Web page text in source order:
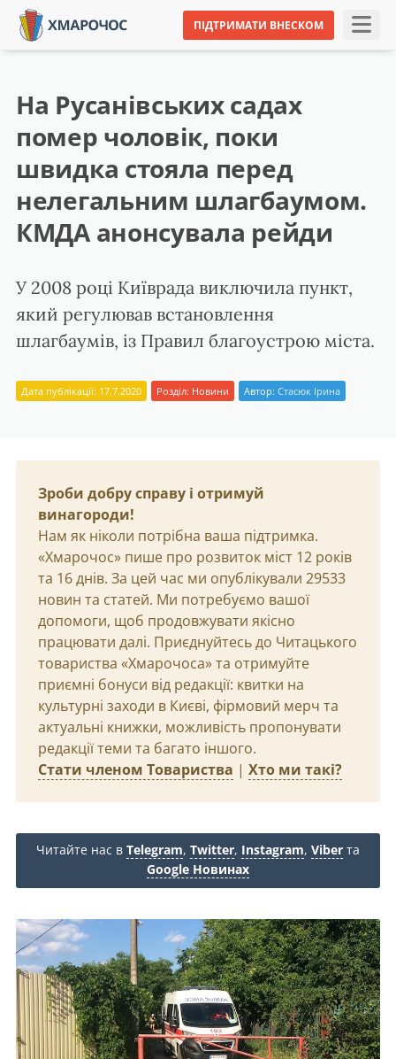
ПІДТРИМАТИ ВНЕСКОМ
На Русанівських садах
помер чоловік, поки
швидка стояла перед
нелегальним шлагбаумом.
КМДА анонсувала рейди
У 2008 році Київрада виключила пункт,
який регулював встановлення
шлагбаумів, із Правил благоустрою міста.
Дата публікації: 17.7.2020 Розділ: Новини Автор: Стасюк Ірина
Зроби добру справу і отримуй
винагороди!
Нам як ніколи потрібна ваша підтримка.
«Хмарочос» пише про розвиток міст 12 років
та 16 днів. За цей час ми опублікували 29533
новин та статей. Ми потребуємо вашої
допомоги, щоб продовжувати якісно
працювати далі. Приєднуйтесь до Читацького
товариства «Хмарочоса» та отримуйте
приємні бонуси від редакції: квитки на
культурні заходи в Києві, фірмовий мерч та
актуальні книжки, можливість пропонувати
редакції теми та багато іншого.
Стати членом Товариства | Хто ми такі?
Читайте нас в Telegram, Twitter, Instagram, Viber та
Google Новинах